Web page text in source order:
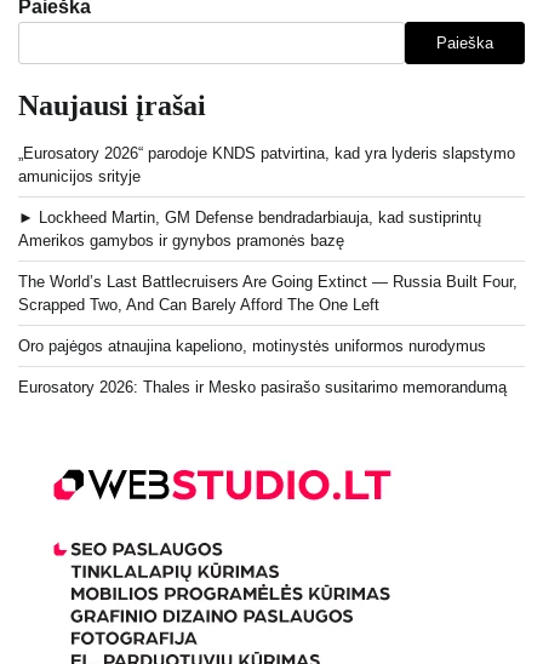
Paieška
Paieška
Naujausi įrašai
„Eurosatory 2026“ parodoje KNDS patvirtina, kad yra lyderis slapstymo
amunicijos srityje
► Lockheed Martin, GM Defense bendradarbiauja, kad sustiprintų
Amerikos gamybos ir gynybos pramonės bazę
The World’s Last Battlecruisers Are Going Extinct — Russia Built Four,
Scrapped Two, And Can Barely Afford The One Left
Oro pajėgos atnaujina kapeliono, motinystės uniformos nurodymus
Eurosatory 2026: Thales ir Mesko pasirašo susitarimo memorandumą